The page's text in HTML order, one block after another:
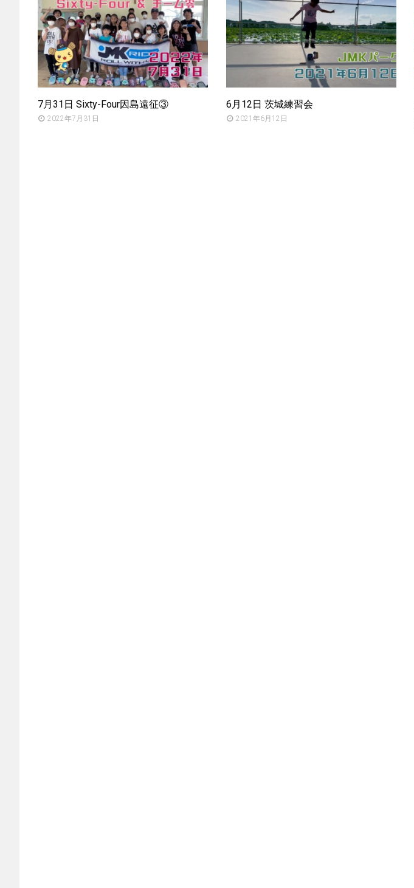
7月31日 Sixty-Four因島遠征③
2022年7月31日
6月12日 茨城練習会
2021年6月12日